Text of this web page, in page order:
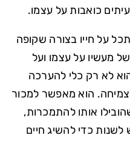
כואבות על עצמו.
על חייו בצורה שקופה
מעשיו על עצמו ועל
לא רק כלי להערכה
הוא מאפשר למכור
אותו להתמכרות,
לשנות כדי להשיג חיים